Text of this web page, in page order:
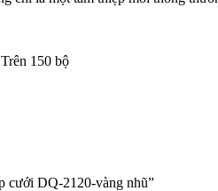
150 bộ
cưới DQ-2120-vàng nhũ”